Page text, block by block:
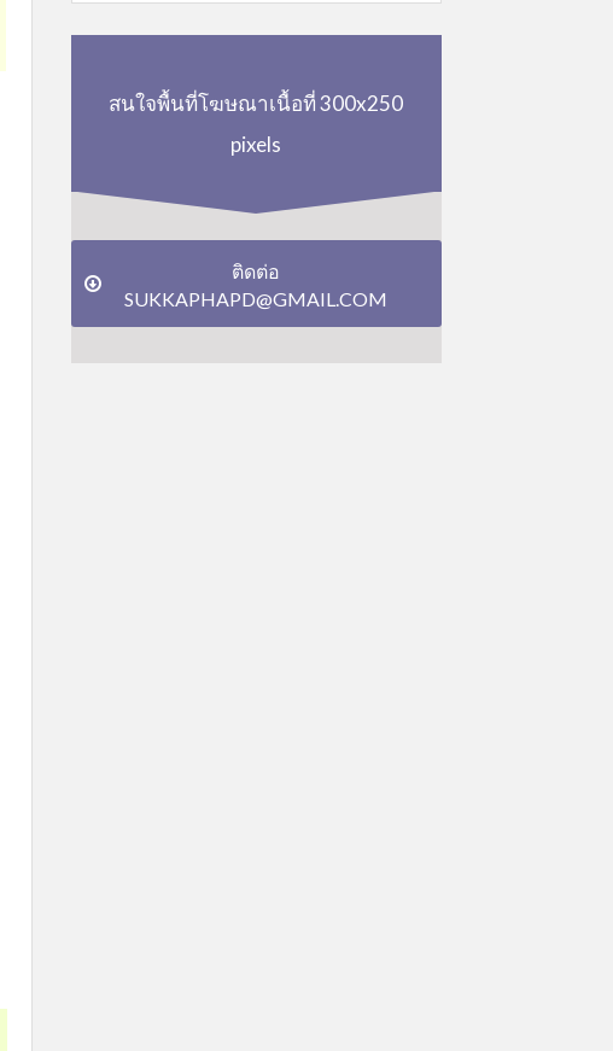
สนใจพื้นที่โฆษณาเนื้อที่ 300x250
pixels
ติดต่อ
SUKKAPHAPD@GMAIL.COM